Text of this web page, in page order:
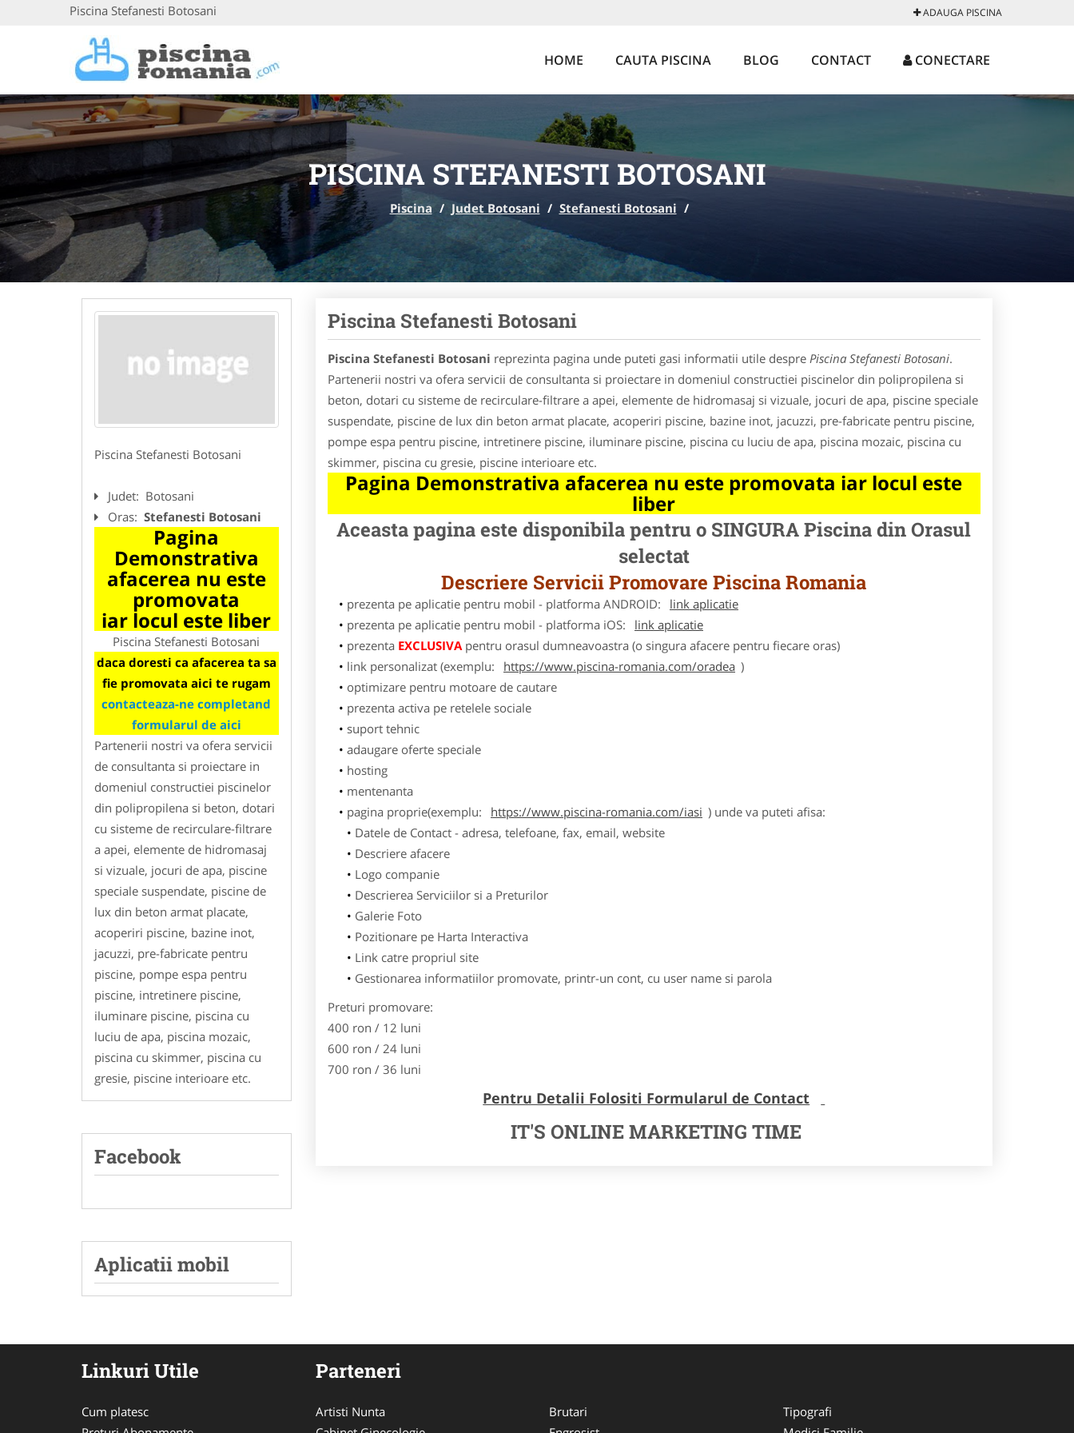
Piscina Stefanesti Botosani ADAUGA PISCINA
HOME CAUTA PISCINA BLOG CONTACT CONECTARE
PISCINA STEFANESTI BOTOSANI
Piscina / Judet Botosani / Stefanesti Botosani /
Piscina Stefanesti Botosani
Judet: Botosani
Oras: Stefanesti Botosani
Pagina
Demonstrativa
afacerea nu este
promovata
iar locul este liber
Piscina Stefanesti Botosani
daca doresti ca afacerea ta sa
fie promovata aici te rugam
contacteaza-ne completand
formularul de aici
Partenerii nostri va ofera servicii
de consultanta si proiectare in
domeniul constructiei piscinelor
din polipropilena si beton, dotari
cu sisteme de recirculare-filtrare
a apei, elemente de hidromasaj
si vizuale, jocuri de apa, piscine
speciale suspendate, piscine de
lux din beton armat placate,
acoperiri piscine, bazine inot,
jacuzzi, pre-fabricate pentru
piscine, pompe espa pentru
piscine, intretinere piscine,
iluminare piscine, piscina cu
luciu de apa, piscina mozaic,
piscina cu skimmer, piscina cu
gresie, piscine interioare etc.
Facebook
Aplicatii mobil
Piscina Stefanesti Botosani
Piscina Stefanesti Botosani reprezinta pagina unde puteti gasi informatii utile despre Piscina Stefanesti Botosani.
Partenerii nostri va ofera servicii de consultanta si proiectare in domeniul constructiei piscinelor din polipropilena si
beton, dotari cu sisteme de recirculare-filtrare a apei, elemente de hidromasaj si vizuale, jocuri de apa, piscine speciale
suspendate, piscine de lux din beton armat placate, acoperiri piscine, bazine inot, jacuzzi, pre-fabricate pentru piscine,
pompe espa pentru piscine, intretinere piscine, iluminare piscine, piscina cu luciu de apa, piscina mozaic, piscina cu
skimmer, piscina cu gresie, piscine interioare etc.
Pagina Demonstrativa afacerea nu este promovata iar locul este
liber
Aceasta pagina este disponibila pentru o SINGURA Piscina din Orasul
selectat
Descriere Servicii Promovare Piscina Romania
prezenta pe aplicatie pentru mobil - platforma ANDROID:
link aplicatie
prezenta pe aplicatie pentru mobil - platforma iOS:
link aplicatie
prezenta EXCLUSIVApentru orasul dumneavoastra (o singura afacere pentru fiecare oras)
link personalizat (exemplu:
https://www.piscina-romania.com/oradea )
optimizare pentru motoare de cautare
prezenta activa pe retelele sociale
suport tehnic
adaugare oferte speciale
hosting
mentenanta
pagina proprie(exemplu:
https://www.piscina-romania.com/iasi ) unde va puteti afisa:
Datele de Contact - adresa, telefoane, fax, email, website
Descriere afacere
Logo companie
Descrierea Serviciilor si a Preturilor
Galerie Foto
Pozitionare pe Harta Interactiva
Link catre propriul site
Gestionarea informatiilor promovate, printr-un cont, cu user name si parola
Preturi promovare:
400 ron / 12 luni
600 ron / 24 luni
700 ron / 36 luni
Pentru Detalii Folositi Formularul de Contact
IT'S ONLINE MARKETING TIME
Linkuri Utile
Cum platesc
Parteneri
Artisti Nunta
Brutari
Tipografi